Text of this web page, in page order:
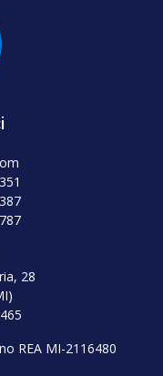
28
REA MI-2116480